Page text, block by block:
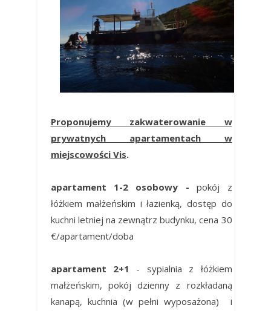
Proponujemy zakwaterowanie w
prywatnych apartamentach w
miejscowości Vis.
apartament 1-2 osobowy -pokój z
łóżkiem małżeńskim i łazienką, dostęp do
kuchni letniej na zewnątrz budynku, cena 30
€/apartament/doba
apartament 2+1 - sypialnia z łóżkiem
małżeńskim, pokój dzienny z rozkładaną
kanapą, kuchnia (w pełni wyposażona) i